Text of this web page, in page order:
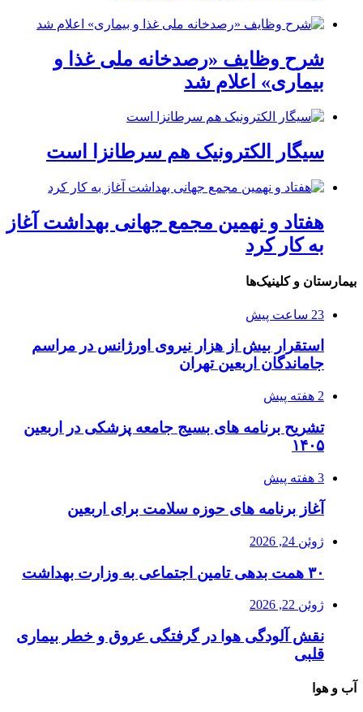
شرح وظایف «رصدخانه ملی غذا و
بیماری» اعلام شد
سیگار الکترونیک هم سرطانزا است
هفتاد و نهمین مجمع جهانی بهداشت آغاز
به کار کرد
بیمارستان و کلینیک‌ها
23 ساعت پیش
استقرار بیش از هزار نیروی اورژانس در مراسم
جاماندگان اربعین تهران
2 هفته پیش
تشریح برنامه های بسیج جامعه پزشکی در اربعین
۱۴۰۵
3 هفته پیش
آغاز برنامه های حوزه سلامت برای اربعین
ژوئن 24, 2026
۳۰ همت بدهی تامین اجتماعی به وزارت بهداشت
ژوئن 22, 2026
نقش آلودگی هوا در گرفتگی عروق و خطر بیماری
قلبی
آب و هوا